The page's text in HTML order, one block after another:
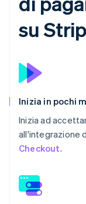
su
Inizia in pochi
Inizia ad
all'integrazione
Checkout.